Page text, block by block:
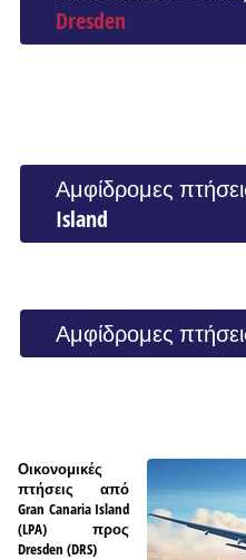
Dresden
Αμφίδρομες
Island
Αμφίδρομες
Οικονομικές
πτήσεις από
Gran Canaria Island
(LPA) προς
Dresden (DRS)